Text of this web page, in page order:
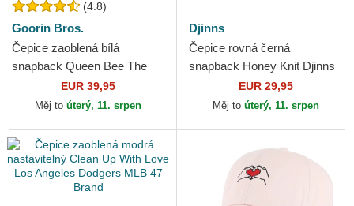
(4.8)
Goorin Bros.
Čepice zaoblená bílá
snapback Queen Bee The
Farm Goorin Bros.
EUR 39,95
Měj to úterý, 11. srpen
Djinns
Čepice rovná černá
snapback Honey Knit Djinns
EUR 29,95
Měj to úterý, 11. srpen